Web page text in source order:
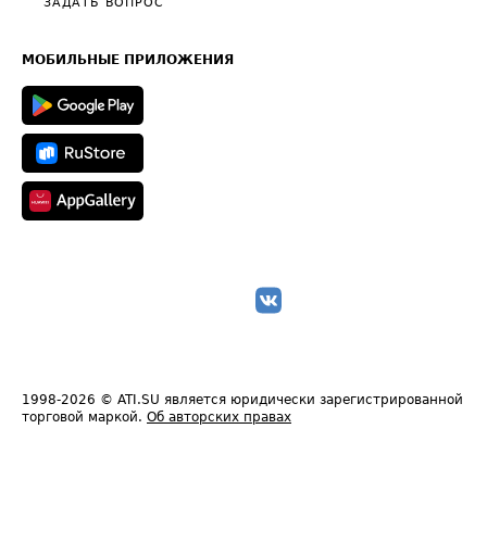
Общие положения
Техническая информация
МОБИЛЬНЫЕ ПРИЛОЖЕНИЯ
1998-2026 © ATI.SU является юридически зарегистрированной
торговой маркой. Об авторских правах